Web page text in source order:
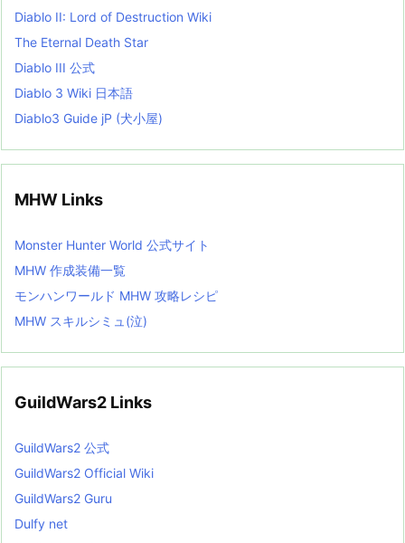
Diablo II: Lord of Destruction Wiki
The Eternal Death Star
Diablo III 公式
Diablo 3 Wiki 日本語
Diablo3 Guide jP (犬小屋)
MHW Links
Monster Hunter World 公式サイト
MHW 作成装備一覧
モンハンワールド MHW 攻略レシピ
MHW スキルシミュ(泣)
GuildWars2 Links
GuildWars2 公式
GuildWars2 Official Wiki
GuildWars2 Guru
Dulfy net